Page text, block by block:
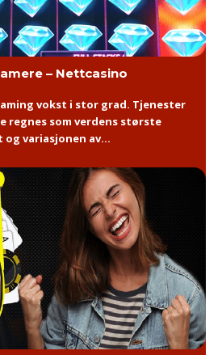
– Nettcasino
vokst i stor grad. Tjenester
regnes som verdens største
variasjonen av...